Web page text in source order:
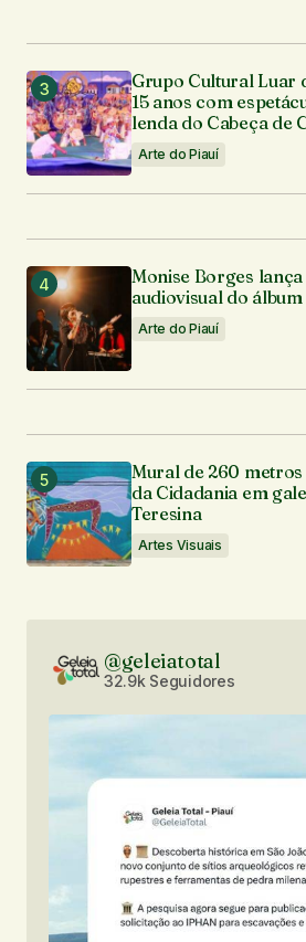
Grupo Cultural Luar
15 anos com
lenda do Cabeça de
Arte do Piauí
Monise Borges
audiovisual do
Arte do Piauí
Mural de 260
da Cidadania em
Teresina
Artes Visuais
@geleiatotal
32.9k Seguidores